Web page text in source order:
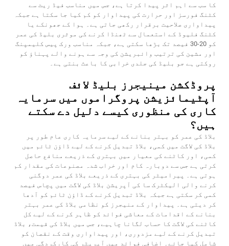
کا سب سے اہم اثر پیدا کرتا ہے، جس میں مناسب فیڈ ریٹ سے
کٹنگ فورسز اور حرارت کی پیداوار کو کم کیا جا سکتا ہے جبکہ
پیداواری صلاحیت برقرار رکھی جاتی ہے۔ ہوا کے جھونکے یا
کٹنگ فلیوڈ کے استعمال سے ٹھنڈا کرنے کی موثری بلیڈ کی عمر
کو 20-30 فیصد تک بڑھا سکتی ہے، جبکہ مناسب ورک پیس کلیمپنگ
اور مشین کی ترتیب وائبریشن کی وجہ سے ہونے والے پہناؤ کو
روکتی ہے جو بلیڈ کی جلدی خرابی کا باعث بنتی ہے۔
پروڈکشن مینیجرز بلیڈ لائف
آپٹیمائزیشن پروگراموں میں سرمایہ
کاری کی منظوری کیسے دلیل دے سکتے
ہیں؟
بلاڈ کی عمر کو بہتر بنانے کے لیے سرمایہ کاری عام طور پر
بلاڈ کی لاگت میں کمی، بلاڈ تبدیل کرنے کے لیے ڈاؤن ٹائم میں
کمی، اور کاٹنے کی معیار میں بہتری کے ذریعے منافع حاصل
کرتی ہے جس سے دوبارہ کام اور خراب شدہ مصنوعات کی مقدار کم
ہوتی ہے۔ پیرامیٹر کی بہتری کے ذریعے بلاڈ کی عمر دوگنی
کرنے والی الیکٹرک سا کی آپریشن بلاڈ کی لاگت میں پچاس فیصد
کمی کر سکتی ہے جبکہ بلاڈ تبدیل کرنے کے ڈاؤن ٹائم کو آدھا
کر دیتی ہے۔ پیداوار کے منیجرز کو نظامی بلاڈ کی عمر بہتر
بنانے کے اقدامات کے معاشی فوائد کو ظاہر کرنے کے لیے کل
کاٹنے کی لاگت کا حساب لگانا چاہیے، جس میں بلاڈ کی قیمت، بلاڈ
تبدیل کرنے کے لیے مزدوری، اور پیداواری وقت کے نقصان کو
شامل کیا جائے۔ اضافی فوائد میں آپریٹر کی کارکردگی میں